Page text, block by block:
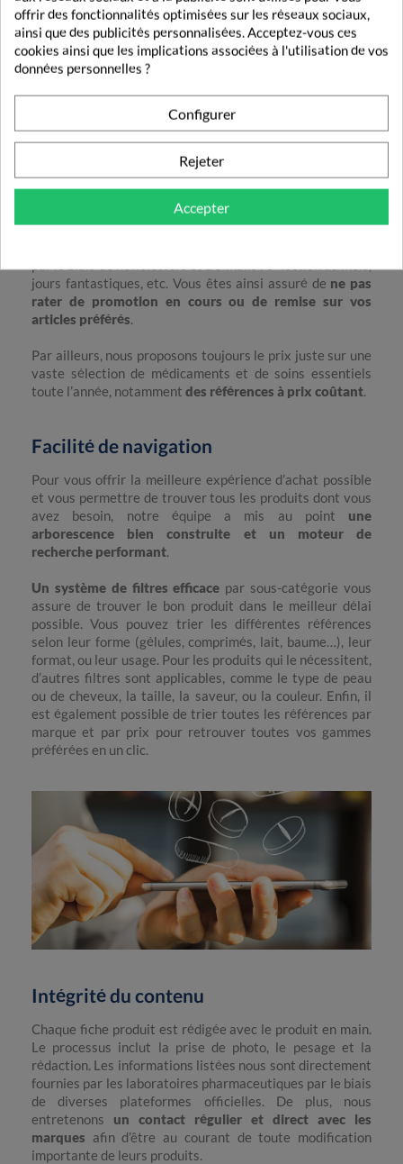
Si le produit que vous avez commandé s’avère
indisponible lors de la préparation de votre colis, nous
vous avertirons rapidement afin de trouver ensemble la
Promotions et remises
Universpharmacie.fr proposedes promotions
ponctuelles ou mensuelles, en accord avec les
laboratoires pharmaceutiques, ainsi que la mise en avant
de nouveautés ou de produits de saison à prix juste.
jours fantastiques, etc. Vous êtes ainsi assuré de ne pas
rater de promotion en cours ou de remise sur vos
articles préférés.
Par ailleurs, nous proposons toujours le prix juste sur une
vaste sélection de médicaments et de soins essentiels
toute l’année, notamment des références à prix coûtant.
Facilité de navigation
Pour vous offrir la meilleure expérience d’achat possible
et vous permettre de trouver tous les produits dont vous
avez besoin, notre équipe a mis au point une
arborescence bien construite et un moteur de
recherche performant.
Un système de filtres efficace par sous-catégorie vous
assure de trouver le bon produit dans le meilleur délai
possible. Vous pouvez trier les différentes références
selon leur forme (gélules, comprimés, lait, baume…), leur
format, ou leur usage. Pour les produits qui le nécessitent,
d’autres filtres sont applicables, comme le type de peau
ou de cheveux, la taille, la saveur, ou la couleur. Enfin, il
est également possible de trier toutes les références par
marque et par prix pour retrouver toutes vos gammes
préférées en un clic.
Intégrité du contenu
Chaque fiche produit est rédigée avec le produit en main.
Le processus inclut la prise de photo, le pesage et la
rédaction. Les informations listées nous sont directement
fournies par les laboratoires pharmaceutiques par le biais
de diverses plateformes officielles. De plus, nous
entretenons un contact régulier et direct avec les
marques afin d’être au courant de toute modification
importante de leurs produits.
offrir des fonctionnalités optimisées sur les réseaux sociaux,
ainsi que des publicités personnalisées. Acceptez-vous ces
cookies ainsi que les implications associées à l'utilisation de vos
données personnelles ?
Configurer
Rejeter
Accepter